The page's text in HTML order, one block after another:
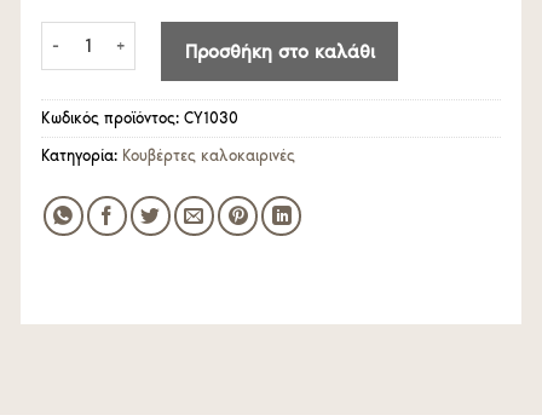
Couvre-lit ζακαρ Daria ποσότητα
Προσθήκη στο καλάθι
Κωδικός προϊόντος: CY1030
Κατηγορία: Κουβέρτες καλοκαιρινές